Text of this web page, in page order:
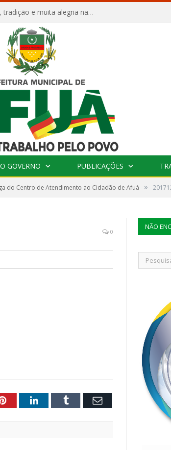
Afuá comemora 136 anos com orgulho, tradição e muita alegria na Quadra Dr. Nelson Salomão
O GOVERNO PUBLICAÇÕES
do Centro de Atendimento ao Cidadão de Afuá »
0
PinterestLinkedInTumblr Email
NÃO